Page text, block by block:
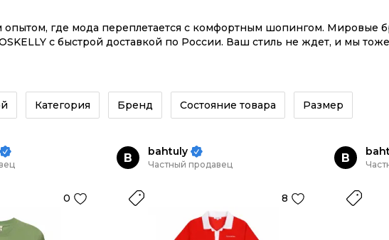
опытом, где мода переплетается с комфортным шопингом. Мировые
с быстрой доставкой по России. Ваш стиль не ждет, и мы
на сайте или в приложении OSKELLY с целой экосистемой
Категория Бренд Состояние товара Размер
0
B bahtuly
Частный продавец
8
B